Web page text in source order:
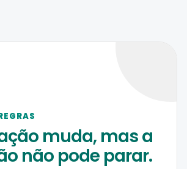
muda, mas a
não pode parar.